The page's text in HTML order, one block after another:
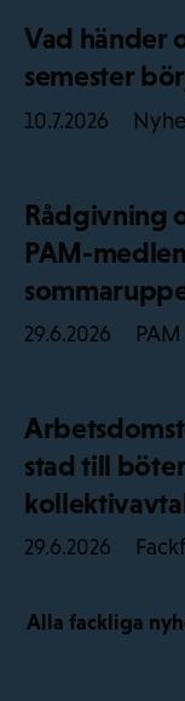
Vad händer
semester
10.7.2026
Rådgivning
PAM-
29.6.2026 PAM
stad till
29.6.2026
Alla fackliga